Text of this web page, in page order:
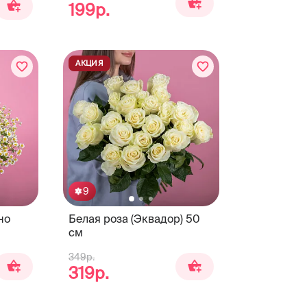
199р.
9
Белая роза (Эквадор) 50
см
АКЦИЯ
349р.
319р.